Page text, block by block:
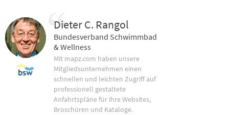
Dieter C. Rangol
Bundesverband Schwimmbad
& Wellness
Mit mapz.com haben unsere
Mitgliedsunternehmen einen
schnellen und leichten Zugriff auf
professionell gestaltete
Anfahrtspläne für ihre Websites,
Broschüren und Kataloge.